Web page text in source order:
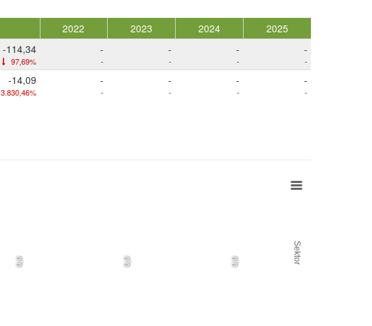
2022 2023 2024
2025
-114,34
97,69%
-
-
-
-
-
-
-
-
-14,09
3.830,46%
-
-
-
-
-
-
-
-
Sektor
0,0 0,0 0,0